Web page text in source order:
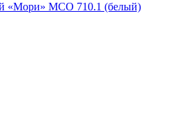
«Мори» МСО 710.1 (белый)